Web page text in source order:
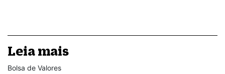
Leia mais
Bolsa de Valores